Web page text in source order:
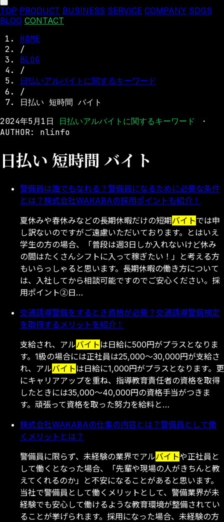
TOP PRODUCT BUSINESS SERVICE COMPANY SDGS
BLOG CONTACT
HOME
/
BLOG
/
日払いアルバイトに関するキーワード
/
日払い 短時間 バイト
2024年5月1日
日払いアルバイトに関するキーワード
・
AUTHOR: nlinfo
日払い 短時間 バイト
警備員は誰でもなれる？警備員になるために必要な条件
とは？株式会社WAKABAの採用ポイントも紹介！
夏休みや春休みなどの長期休暇だけの短期バイトでは申
し訳ないのですがご遠慮いただいております。とはいえ
学生の方の場合、「普段は週3日しか入れないけど休み
の間はたくさんシフトに入って稼ぎたい！」と考える方
もいらっしゃると思います。長期休暇の働き方について
は、入社してから相談可能ですのでご安心ください。採
用ポイント②日…
交通誘導警備をするとき資格が必要？交通誘導警備検定
を取得するメリットを紹介！
支給され、アルバイトは日給に500円がプラスとなりま
す。1級の場合には正社員は25,000～30,000円が支給さ
れ、アルバイトは日給に1,000円がプラスとなります。更
にキャリアアップを重ね、指導教育責任者の資格を取得
したときには35,000～40,000円の資格手当がつきま
す。頑張って資格を取った努力を給料と…
株式会社WAKABAの仕事の内容とは？警備員として働
くメリットとは？
警備員に限らず、未経験の業界でアルバイトや正社員と
して働くとなった場合、「先輩や現場の人がきちんと教
えてくれるのか」と不安になることがあると思います。
当社で警備員として働くメリットとして、警備業界が未
経験でも安心して働けるような教育環境が整備されてい
ることが挙げられます。採用になった場合、未経験の方